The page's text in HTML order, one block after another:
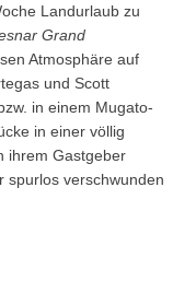
Landurlaub zu
Grand
Atmosphäre auf
und Scott
in einem Mugato-
in einer völlig
ihrem Gastgeber
spurlos verschwunden